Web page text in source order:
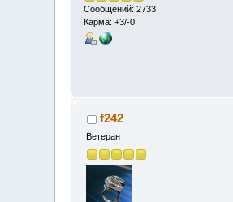
Сообщений: 2733
Карма: +3/-0
f242
Ветеран